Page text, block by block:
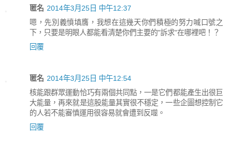
匿名 2014年3月25日 中午12:37
嗯，先別義憤填膺，我想在這幾天你們積極的努力喊口號之
下，只要是明眼人都能看清楚你們主要的"訴求"在哪裡吧！？
回覆
匿名 2014年3月25日 中午12:54
核能跟群眾運動恰巧有兩個共同點，一是它們都能產生出很巨
大能量，再來就是這股能量其實很不穩定，一些企圖想控制它
的人若不能審慎運用很容易就會遭到反噬。
回覆